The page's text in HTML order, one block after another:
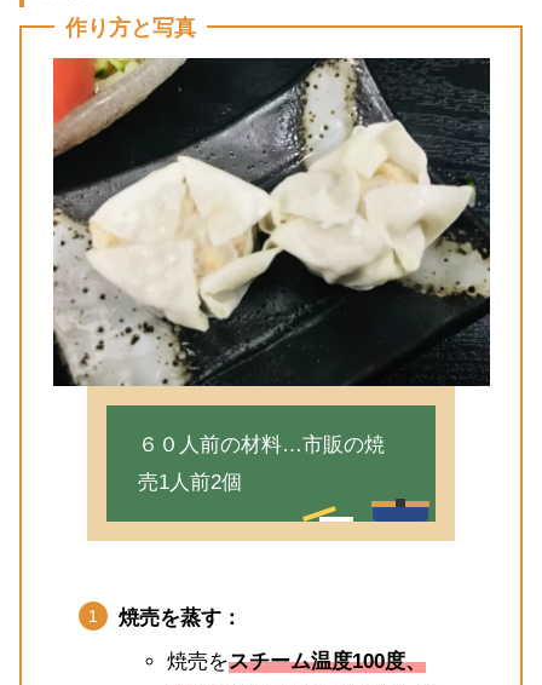
作り方と写真
６０人前の材料…市販の焼
売1人前2個
焼売を蒸す：
焼売をスチーム温度100度、